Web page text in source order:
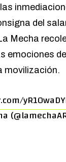
del
Mecha
emociones
movilización.